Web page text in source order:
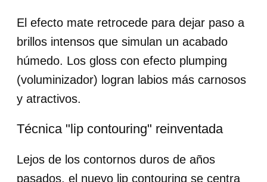
El efecto mate retrocede para dejar paso a
brillos intensos que simulan un acabado
húmedo. Los gloss con efecto plumping
(voluminizador) logran labios más carnosos
y atractivos.
Técnica "lip contouring" reinventada
Lejos de los contornos duros de años
pasados, el nuevo lip contouring se centra